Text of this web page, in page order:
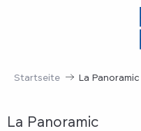
Startseite La Panoramic
La Panoramic